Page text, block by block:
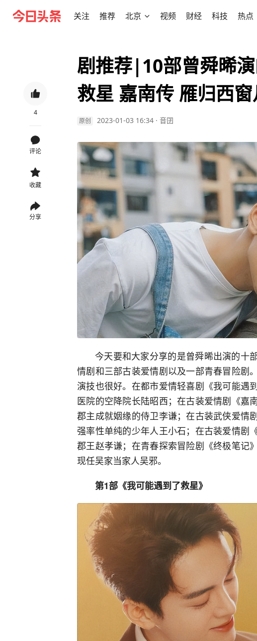
关注 推荐 北京 视频 财经 科技 热点
4
评论
收藏
分享
剧推荐|10部曾舜晞
救星 嘉南传 雁归西窗
原创 2023-01-03 16:34 · 音囝
今天要和大家分享的是曾舜晞出演的十
情剧和三部古装爱情剧以及一部青春冒险剧
演技也很好。在都市爱情轻喜剧《我可能遇
医院的空降院长陆昭西；在古装爱情剧《嘉
郡主成就姻缘的侍卫李谦；在古装武侠爱情
强率性单纯的少年人王小石；在古装爱情剧
郡王赵孝谦；在青春探索冒险剧《终极笔记
现任吴家当家人吴邪。
第1部《我可能遇到了救星》